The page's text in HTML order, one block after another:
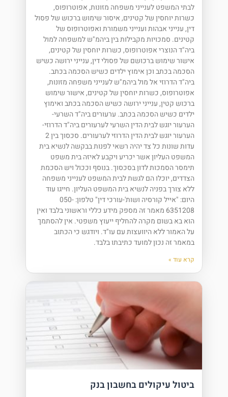
לבתי המשפט לענייני משפחה מזונות, אפוטרופוס,
כשרות יוחסין של קטינים, איסור שימוש ברכוש של פסול
דין, ענייני אבהות וענייני משמורת ואפוטרופוס של
קטינים. סמכויות מקבילות בין ביהמ"ש למשפחה למול
ביה"ד הנוצרי אפוטרופוס, כשרות יוחסין של קטינים,
אישור שימוש ברכושם של פסולי דין, ענייני ירושה כשיש
הסכמה בכתב וכן אימוץ ילדים כשיש הסכמה בכתב.
ביה"ד הדרוזי אל מול ביהמ"ש לענייני משפחה מזונות,
אפוטרופוס, כשרות יוחסין של קטינים, אישור שימוש
ברכוש קטין, ענייני ירושה כשיש הסכמה בכתב ואימוץ
ילדים כשיש הסכמה בכתב. ערעורים ביה"ד השרעי-
הערעור יוגש לבית הדין השרעי לערעורים ביה"ד הדרוזי-
הערעור יוגש לבית הדין הדרוזי לערעורים. סכסוך בין 2
עדות שונות כל צד יהיה רשאי לפנות בבקשה לנשיא בית
המשפט העליון אשר יכריע ויקבע לאיזה בית משפט
תימסר הסמכות לדון בסכסוך. בנוסף וככול ויש הסכמת
הצדדים, יוכלו הם לגשת לבית המשפט לענייני משפחה
ללא צורך בפניה לנשיא בית המשפט העליון. חייגו עוד
היום: "אייל קורסיה ושות'-עורכי דין" טלפון: 050-
6351208 מאמר זה מספק מידע כללי וראשוני בלבד ואין
הוא בא בשום מקרה להחליף ייעוץ משפטי. אין להסתמך
על האמור ללא היוועצות עם עו"ד. ויודגש כי הכתוב
במאמר זה נכון למועד כתיבתו בלבד.
קרא עוד »
ביטול עיקולים בחשבון בנק